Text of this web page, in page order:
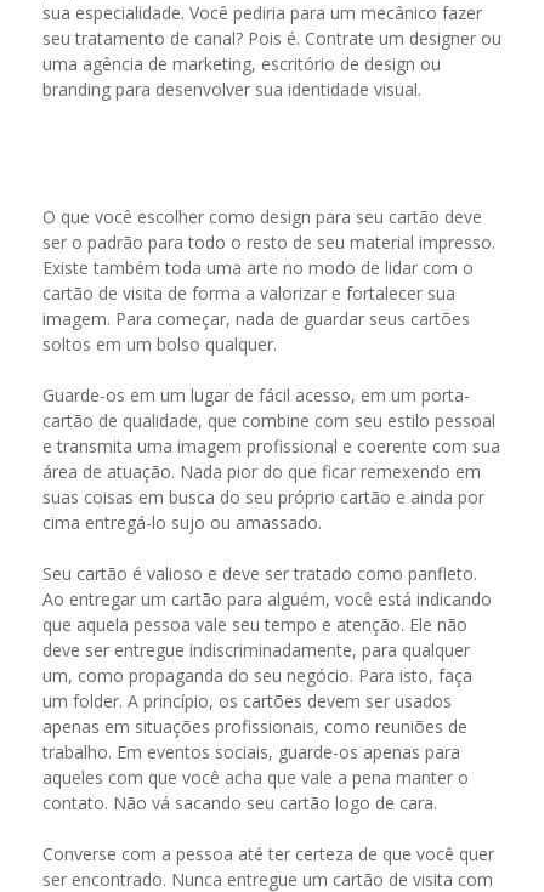
sua especialidade. Você pediria para um mecânico fazer
seu tratamento de canal? Pois é. Contrate um designer ou
uma agência de marketing, escritório de design ou
branding para desenvolver sua identidade visual.
O que você escolher como design para seu cartão deve
ser o padrão para todo o resto de seu material impresso.
Existe também toda uma arte no modo de lidar com o
cartão de visita de forma a valorizar e fortalecer sua
imagem. Para começar, nada de guardar seus cartões
soltos em um bolso qualquer.
Guarde-os em um lugar de fácil acesso, em um porta-
cartão de qualidade, que combine com seu estilo pessoal
e transmita uma imagem profissional e coerente com sua
área de atuação. Nada pior do que ficar remexendo em
suas coisas em busca do seu próprio cartão e ainda por
cima entregá-lo sujo ou amassado.
Seu cartão é valioso e deve ser tratado como panfleto.
Ao entregar um cartão para alguém, você está indicando
que aquela pessoa vale seu tempo e atenção. Ele não
deve ser entregue indiscriminadamente, para qualquer
um, como propaganda do seu negócio. Para isto, faça
um folder. A princípio, os cartões devem ser usados
apenas em situações profissionais, como reuniões de
trabalho. Em eventos sociais, guarde-os apenas para
aqueles com que você acha que vale a pena manter o
contato. Não vá sacando seu cartão logo de cara.
Converse com a pessoa até ter certeza de que você quer
ser encontrado. Nunca entregue um cartão de visita com